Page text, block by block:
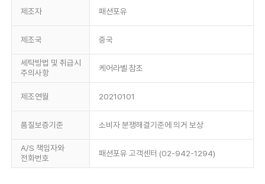
제조자 패션포유
제조국 중국
세탁방법 및 취급시
주의사항
케어라벨 참조
제조연월 20210101
품질보증기준 소비자 분쟁해결기준에 의거 보상
A/S 책임자와
전화번호
패션포유 고객센터 (02-942-1294)